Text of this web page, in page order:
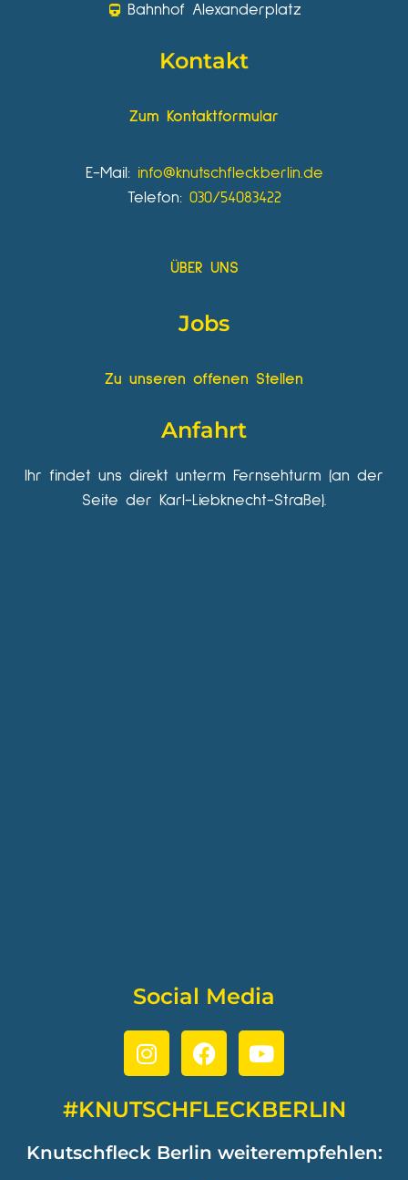
Bahnhof Alexanderplatz
Kontakt
Zum Kontaktformular
E-Mail: info@knutschfleckberlin.de
Telefon: 030/54083422
ÜBER UNS
Jobs
Zu unseren offenen Stellen
Anfahrt
Ihr findet uns direkt unterm Fernsehturm (an der
Seite der Karl-Liebknecht-Straße).
Social Media
#KNUTSCHFLECKBERLIN
Knutschfleck Berlin weiterempfehlen: